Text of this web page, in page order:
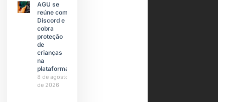
AGU se
reúne com
Discord e
cobra
proteção
de
crianças
na
plataforma
8 de agosto
de 2026